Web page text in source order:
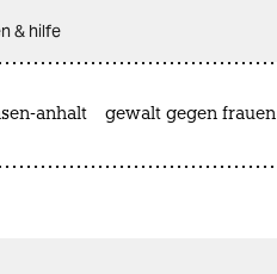
& hilfe
anhalt gewalt gegen frauen